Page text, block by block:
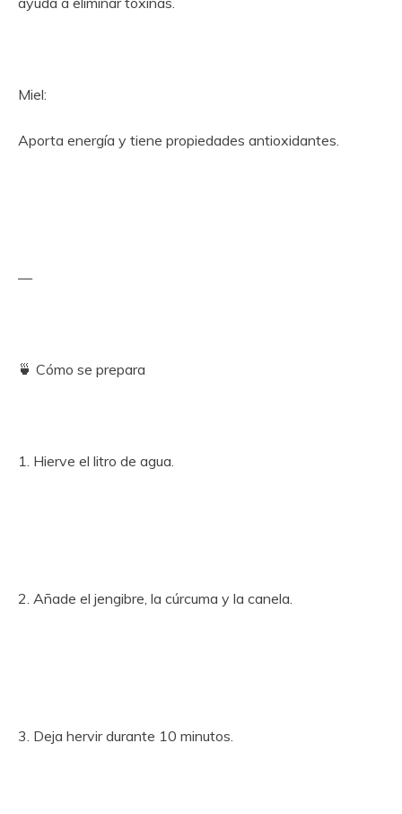
Miel:
Aporta energía y tiene propiedades antioxidantes.
—
🍵 Cómo se prepara
1. Hierve el litro de agua.
2. Añade el jengibre, la cúrcuma y la canela.
3. Deja hervir durante 10 minutos.